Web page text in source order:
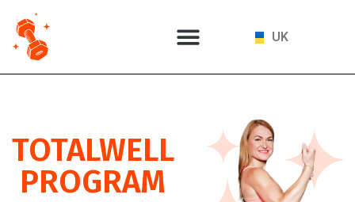
UK
EN
TOTALWELL
PROGRAM